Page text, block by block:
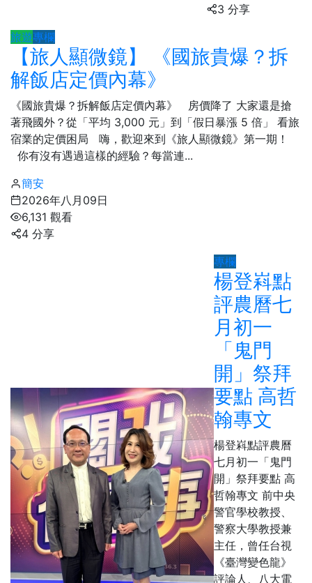
3 分享
旅遊專欄
【旅人顯微鏡】 《國旅貴爆？拆
解飯店定價內幕》
《國旅貴爆？拆解飯店定價內幕》 房價降了 大家還是搶
著飛國外？從「平均 3,000 元」到「假日暴漲 5 倍」 看旅
宿業的定價困局 嗨，歡迎來到《旅人顯微鏡》第一期！
你有沒有遇過這樣的經驗？每當連...
簡安
2026年八月09日
6,131 觀看
4 分享
專欄
楊登嵙點
評農曆七
月初一
「鬼門
開」祭拜
要點 高哲
翰專文
楊登嵙點評農曆
七月初一「鬼門
開」祭拜要點 高
哲翰專文 前中央
警官學校教授、
警察大學教授兼
主任，曾任台視
《臺灣變色龍》
評論人、八大電